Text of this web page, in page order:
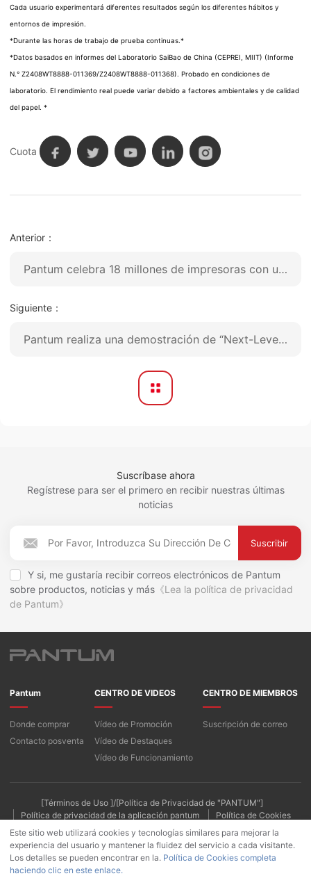
Cada usuario experimentará diferentes resultados según los diferentes hábitos y
entornos de impresión.
*Durante las horas de trabajo de prueba continuas.*
*Datos basados ​​en informes del Laboratorio SaiBao de China (CEPREI, MIIT) (Informe
N.° Z2408WT8888-011369/Z2408WT8888-011368). Probado en condiciones de
laboratorio. El rendimiento real puede variar debido a factores ambientales y de calidad
del papel. *
Cuota
Anterior：
Pantum celebra 18 millones de impresoras con una gran ceremonia de celebración.
Siguiente：
Pantum realiza una demostración de “Next-Level-Printing” en la 136ª Feria de Cantón
Suscríbase ahora
Regístrese para ser el primero en recibir nuestras últimas
noticias
Suscribir
Y si, me gustaría recibir correos electrónicos de Pantum
sobre productos, noticias y más 《Lea la política de privacidad
de Pantum》
Pantum
Donde comprar
Contacto posventa
CENTRO DE VIDEOS
Vídeo de Promoción
Vídeo de Destaques
Vídeo de Funcionamiento
CENTRO DE MIEMBROS
Suscripción de correo
[Términos de Uso ]/[Política de Privacidad de "PANTUM"]
Política de privacidad de la aplicación pantum
Política de Cookies
Este sitio web utilizará cookies y tecnologías similares para mejorar la
experiencia del usuario y mantener la fluidez del servicio a cada visitante.
Los detalles se pueden encontrar en la. Política de Cookies completa
haciendo clic en este enlace.